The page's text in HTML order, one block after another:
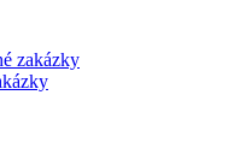
zakázky